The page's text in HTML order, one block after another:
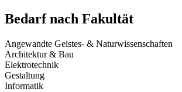
Bedarf nach Fakultät
Angewandte Geistes- & Naturwissenschaften
Architektur & Bau
Elektrotechnik
Gestaltung
Informatik